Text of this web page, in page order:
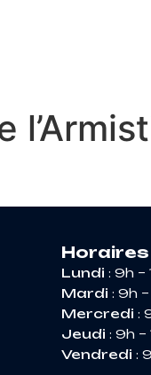
Lundi : 9h –
Mardi : 9h
Mercredi :
Jeudi : 9h –
Vendredi :